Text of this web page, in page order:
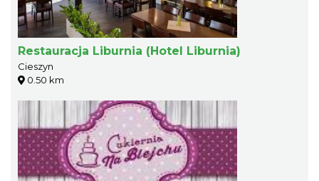
Restauracja Liburnia (Hotel Liburnia)
Cieszyn
0.50 km